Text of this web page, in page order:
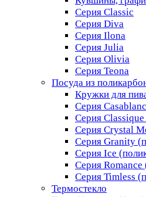
Серия Classic
Серия Diva
Серия Ilona
Серия Julia
Серия Olivia
Серия Teona
Посуда из
Кружки для
Серия
Серия
Серия Crystal
Серия Granity
Серия Ice
Серия Romance
Серия Timless
Термостекло